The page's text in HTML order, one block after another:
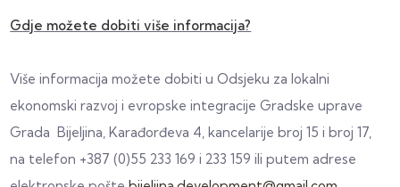
Gdje možete dobiti više informacija?
Više informacija možete dobiti u Odsjeku za lokalni
ekonomski razvoj i evropske integracije Gradske uprave
Grada Bijeljina, Karađorđeva 4, kancelarije broj 15 i broj 17,
na telefon +387 (0)55 233 169 i 233 159 ili putem adrese